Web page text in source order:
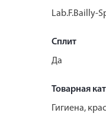
Lab.F.Bailly-
Сплит
Да
Товарная
Гигиена,